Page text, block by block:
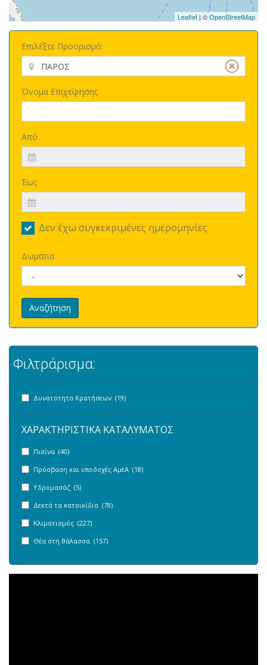
Leaflet | ©OpenStreetMap
Επιλέξτε Προορισμό:
Όνομα Επιχείρησης
Από
Έως
Δεν έχω συγκεκριμένες ημερομηνίες
Δωμάτια
Αναζήτηση
Φιλτράρισμα:
Δυνατότητα Κρατήσεων (19)
ΧΑΡΑΚΤΗΡΙΣΤΙΚΑ ΚΑΤΑΛΥΜΑΤΟΣ
Πισίνα (40)
Πρόσβαση και υποδοχές ΑμεΑ (18)
Υδρομασάζ (5)
Δεκτά τα κατοικίδια (78)
Κλιματισμός (227)
Θέα στη θάλασσα (157)